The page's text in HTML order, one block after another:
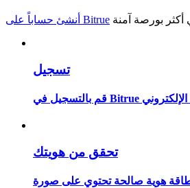
معلومة
أنشئ حساباً على Bitrue
تسجيل
تحقق من هويتك